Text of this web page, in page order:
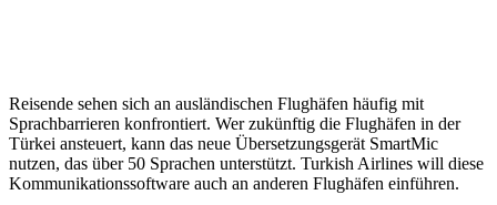
Reisende sehen sich an ausländischen Flughäfen häufig mit
Sprachbarrieren konfrontiert. Wer zukünftig die Flughäfen in der
Türkei ansteuert, kann das neue Übersetzungsgerät SmartMic
nutzen, das über 50 Sprachen unterstützt. Turkish Airlines will diese
Kommunikationssoftware auch an anderen Flughäfen einführen.